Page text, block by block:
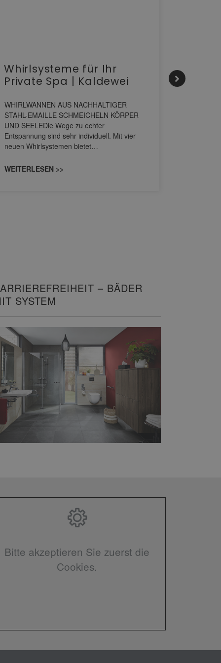
Whirlsysteme für Ihr
Private Spa | Kaldewei
WHIRLWANNEN AUS NACHHALTIGER
STAHL-EMAILLE SCHMEICHELN KÖRPER
UND SEELEDie Wege zu echter
Entspannung sind sehr individuell. Mit vier
neuen Whirlsystemen bietet…
WEITERLESEN >>
– BÄDER
SYSTEM
Bitte akzeptieren Sie zuerst die
Cookies.